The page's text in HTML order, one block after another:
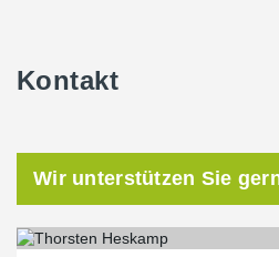
Kontakt
Wir unterstützen Sie